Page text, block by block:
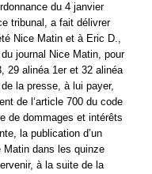
du 4 janvier
tribunal, a fait délivrer
Nice Matin et à Eric D.,
journal Nice Matin, pour
29 alinéa 1er et 32 alinéa
la presse, à lui payer,
de l‘article 700 du code
de dommages et intérêts
la publication d’un
Matin dans les quinze
à la suite de la